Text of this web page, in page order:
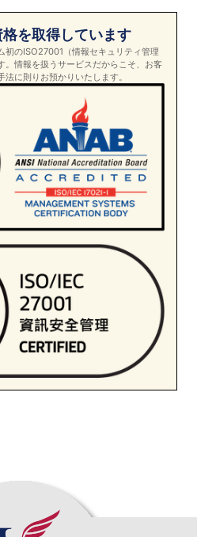
を取得しています
初のISO27001（情報セキュリティ管理
。情報を扱うサービスだからこそ、お客
に則りお預かりいたします。